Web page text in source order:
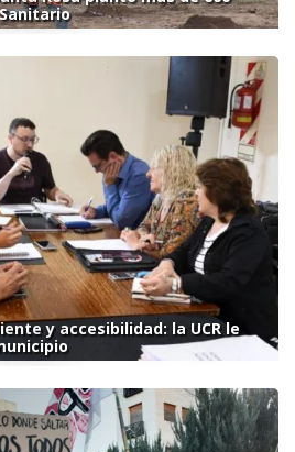
y accesibilidad: la UCR le